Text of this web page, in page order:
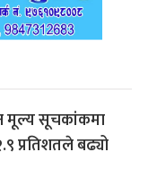
मूल्य सूचकांकमा
प्रतिशतले बढ्यो